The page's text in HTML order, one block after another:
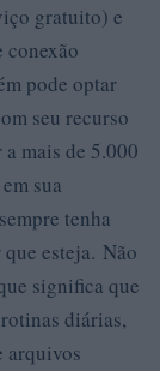
gratuito) e
conexão
pode optar
seu recurso
mais de 5.000
sua
tenha
esteja. Não
significa que
diárias,
arquivos